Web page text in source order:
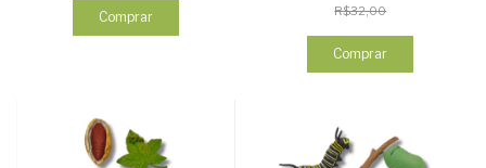
Comprar R$32,00
Comprar